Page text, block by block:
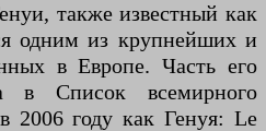
также известный как
одним из крупнейших и
в Европе. Часть его
в Список всемирного
году как Генуя: Le